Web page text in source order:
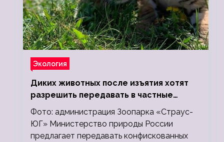
Экология
Диких животных после изъятия хотят
разрешить передавать в частные
зоопарки
Фото: администрация Зоопарка «Страус-
ЮГ» Министерство природы России
предлагает передавать конфискованных